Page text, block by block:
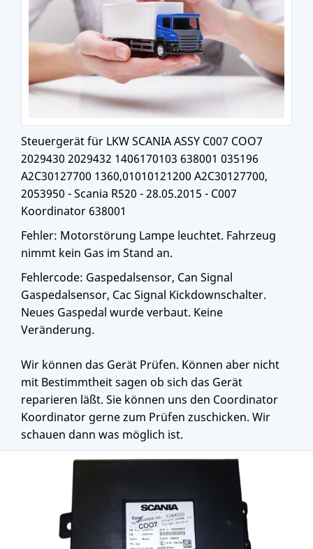
Steuergerät für LKW SCANIA ASSY C007 COO7
2029430 2029432 1406170103 638001 035196
A2C30127700 1360,01010121200 A2C30127700,
2053950 - Scania R520 - 28.05.2015 - C007
Koordinator 638001
Fehler: Motorstörung Lampe leuchtet. Fahrzeug
nimmt kein Gas im Stand an.
Fehlercode: Gaspedalsensor, Can Signal
Gaspedalsensor, Cac Signal Kickdownschalter.
Neues Gaspedal wurde verbaut. Keine
Veränderung.
Wir können das Gerät Prüfen. Können aber nicht
mit Bestimmtheit sagen ob sich das Gerät
reparieren läßt. Sie können uns den Coordinator
Koordinator gerne zum Prüfen zuschicken. Wir
schauen dann was möglich ist.